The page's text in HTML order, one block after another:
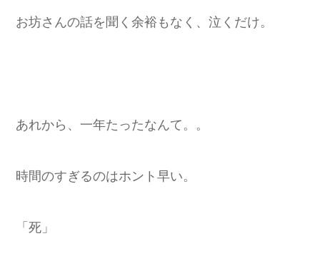
お坊さんの話を聞く余裕もなく、泣くだけ。
あれから、一年たったなんて。。
時間のすぎるのはホント早い。
「死」